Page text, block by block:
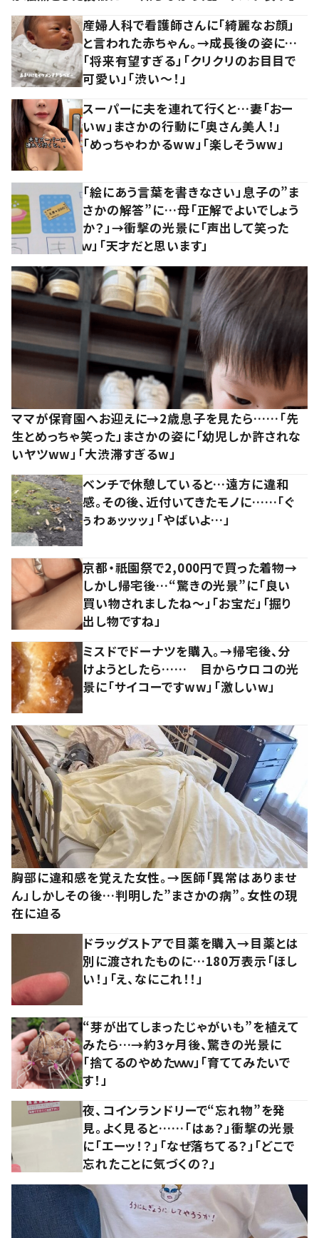
産婦人科で看護師さんに「綺麗なお顔」
と言われた赤ちゃん。→成長後の姿に…
「将来有望すぎる」「クリクリのお目目で
可愛い」「渋い～！」
スーパーに夫を連れて行くと…妻「おー
いw」まさかの行動に「奥さん美人！」
「めっちゃわかるww」「楽しそうww」
「絵にあう言葉を書きなさい」息子の”ま
さかの解答”に…母「正解でよいでしょう
か？」→衝撃の光景に「声出して笑った
ｗ」「天才だと思います」
ママが保育園へお迎えに→2歳息子を見たら……「先
生とめっちゃ笑った」まさかの姿に「幼児しか許されな
いヤツww」「大渋滞すぎるw」
ベンチで休憩していると…遠方に違和
感。その後、近付いてきたモノに……「ぐ
ぅわぁッッッ」「やばいよ…」
京都・祇園祭で2,000円で買った着物→
しかし帰宅後…“驚きの光景”に「良い
買い物されましたね～」「お宝だ」「掘り
出し物ですね」
ミスドでドーナツを購入。→帰宅後、分
けようとしたら…… 目からウロコの光
景に「サイコーですww」「激しいw」
胸部に違和感を覚えた女性。→医師「異常はありませ
ん」しかしその後…判明した”まさかの病”。女性の現
在に迫る
ドラッグストアで目薬を購入→目薬とは
別に渡されたものに…180万表示「ほし
い！」「え、なにこれ！！」
“芽が出てしまったじゃがいも”を植えて
みたら…→約3ヶ月後、驚きの光景に
「捨てるのやめたｗｗ」「育ててみたいで
す！」
夜、コインランドリーで“忘れ物”を発
見。よく見ると……「はぁ？」衝撃の光景
に「エーッ！？」「なぜ落ちてる？」「どこで
忘れたことに気づくの？」